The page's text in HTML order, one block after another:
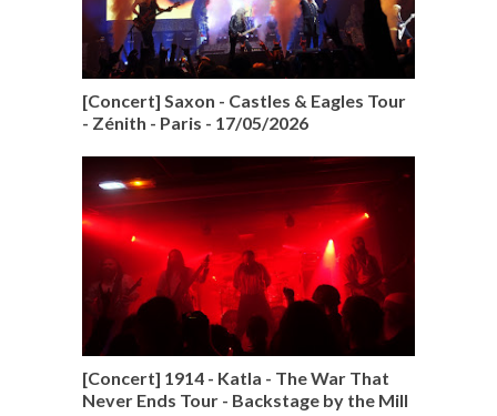
[Concert] Saxon - Castles & Eagles Tour
- Zénith - Paris - 17/05/2026
[Concert] 1914 - Katla - The War That
Never Ends Tour - Backstage by the Mill